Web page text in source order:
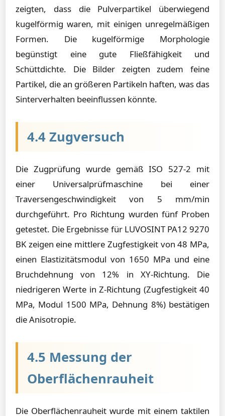
zeigten, dass die Pulverpartikel überwiegend
kugelförmig waren, mit einigen unregelmäßigen
Formen. Die kugelförmige Morphologie
begünstigt eine gute Fließfähigkeit und
Schüttdichte. Die Bilder zeigten zudem feine
Partikel, die an größeren Partikeln haften, was das
Sinterverhalten beeinflussen könnte.
4.4 Zugversuch
Die Zugprüfung wurde gemäß ISO 527-2 mit
einer Universalprüfmaschine bei einer
Traversengeschwindigkeit von 5 mm/min
durchgeführt. Pro Richtung wurden fünf Proben
getestet. Die Ergebnisse für LUVOSINT PA12 9270
BK zeigen eine mittlere Zugfestigkeit von 48 MPa,
einen Elastizitätsmodul von 1650 MPa und eine
Bruchdehnung von 12% in XY-Richtung. Die
niedrigeren Werte in Z-Richtung (Zugfestigkeit 40
MPa, Modul 1500 MPa, Dehnung 8%) bestätigen
die Anisotropie.
4.5 Messung der
Oberflächenrauheit
Die Oberflächenrauheit wurde mit einem taktilen